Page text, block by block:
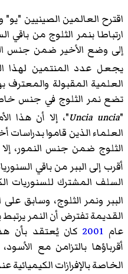
اقترح العالمين الصينيين "يو"
ارتباطا بنمر الثلوج من باقي
إلى وضع الأخير ضمن جنس
يجعل عدد المنتمين
العلمية المقبولة والمعترف
تضع نمر الثلوج في جنس
"
Uncia uncia"، إلا أن هذا
العلماء الذين قاموا
الثلوج ضمن جنس النمور،
أقرب إلى الببر من باقي
السلف المشترك للسنوريات
الببر ونمر الثلوج، وسابق على
القديمة تفترض أن النمر
عام 2001كان يُعتقد بأن
أقرباؤها بالتزامن مع
الخاصة بالإفرازات الكيميائية